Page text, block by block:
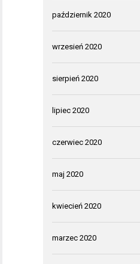
październik 2020
wrzesień 2020
sierpień 2020
lipiec 2020
czerwiec 2020
maj 2020
kwiecień 2020
marzec 2020